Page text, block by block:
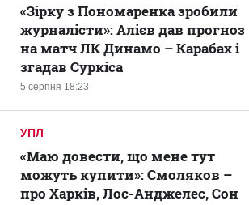
5 серпня 18:23
«Зірку з Пономаренка зробили
журналісти»: Алієв дав прогноз
на матч ЛК Динамо – Карабах і
згадав Суркіса
УПЛ
«Маю довести, що мене тут
можуть купити»: Смоляков –
про Харків, Лос-Анджелес, Сон